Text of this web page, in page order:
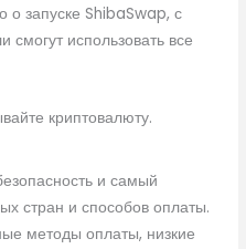
о запуске ShibaSwap, с
использовать все
криптовалюту.
и самый
стран и способов оплаты.
методы оплаты, низкие